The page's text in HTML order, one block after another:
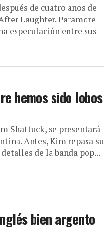
de cuatro años de
Laughter. Paramore
especulación entre sus
hemos sido lobos
Shattuck, se presentará
Antes, Kim repasa su
de la banda pop...
bien argento